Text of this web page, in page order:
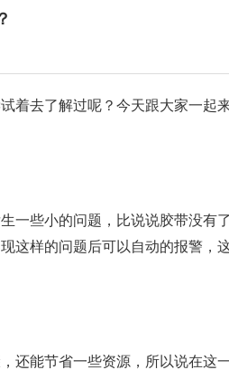
着去了解过呢？今天跟大家一起
一些小的问题，比说说胶带没有
这样的问题后可以自动的报警，
还能节省一些资源，所以说在这